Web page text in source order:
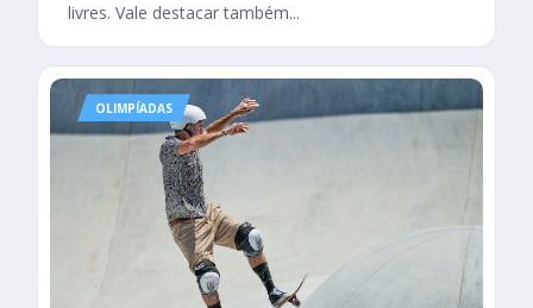
livres. Vale destacar também...
OLIMPÍADAS